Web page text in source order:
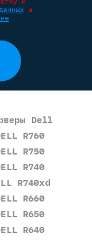
данных и
Dell
R760
R750
R740
R740xd
R660
R650
R640